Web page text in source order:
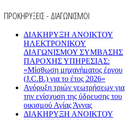
ΠΡΟΚΗΡΥΞΕΙΣ - ΔΙΑΓΩΝΙΣΜΟΙ
ΔΙΑΚΗΡΥΞΗ ΑΝΟΙΚΤΟΥ
ΗΛΕΚΤΡΟΝΙΚΟΥ
ΔΙΑΓΩΝΙΣΜΟΥ ΣΥΜΒΑΣΗΣ
ΠΑΡΟΧΗΣ ΥΠΗΡΕΣΙΑΣ:
«Μίσθωση μηχανήματος έργου
(J.C.B.) για το έτος 2026»
Ανόρυξη τριών γεωτρήσεων για
την ενίσχυση της ύδρευσης του
οικισμού Αγίας Άννας
ΔΙΑΚΗΡΥΞΗ ΑΝΟΙΚΤΟΥ